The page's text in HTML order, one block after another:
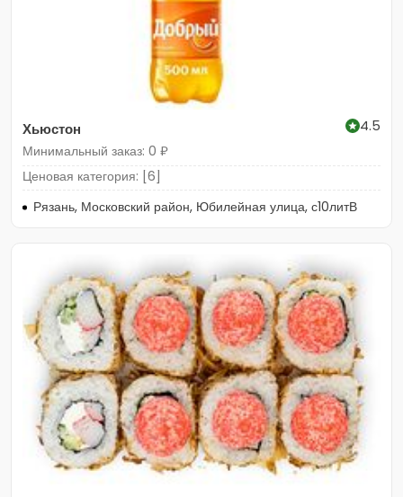
Хьюстон
4.5
Минимальный заказ: 0 ₽
Ценовая категория: [6]
Рязань, Московский район, Юбилейная улица, с10литВ